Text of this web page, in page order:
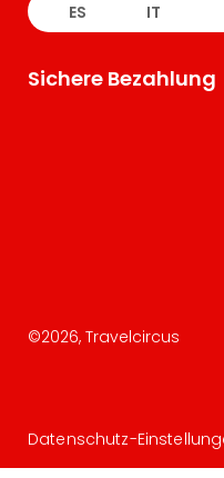
ES IT
Sichere Bezahlung
©2026, Travelcircus
Datenschutz-